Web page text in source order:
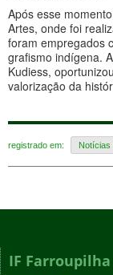
Após esse
Artes, onde foi
foram empregados
grafismo indígena.
Kudiess,
valorização da
registrado em: Notícias
IF Farroupilha